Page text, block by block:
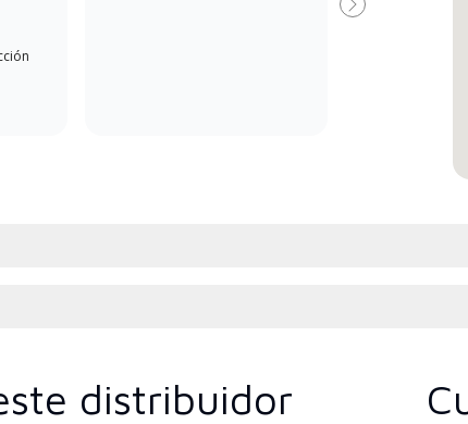
Dealer
Siguiente
distribuidor